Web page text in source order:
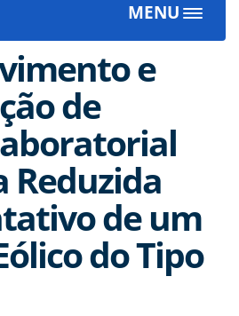
MENU
Toggle
e
de
Reduzida
de um
do Tipo